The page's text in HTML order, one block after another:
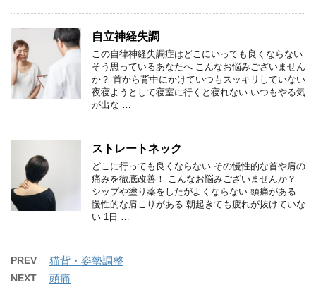
自立神経失調
この自律神経失調症はどこにいっても良くならない
そう思っているあなたへ こんなお悩みございません
か？ 首から背中にかけていつもスッキリしていない
夜寝ようとして寝室に行くと寝れない いつもやる気
が出な …
ストレートネック
どこに行っても良くならない その慢性的な首や肩の
痛みを徹底改善！ こんなお悩みございませんか？
シップや塗り薬をしたがよくならない 頭痛がある
慢性的な肩こりがある 朝起きても疲れが抜けていな
い 1日 …
PREV 猫背・姿勢調整
NEXT 頭痛